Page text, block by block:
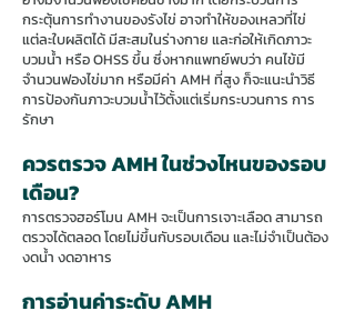
กระตุ้นการทำงานของรังไข่ อาจทำให้ของเหลวที่ไข่
แต่ละใบผลิตได้ มีสะสมในร่างกาย และก่อให้เกิดภาวะ
บวมน้ำ หรือ OHSS ขึ้น ซึ่งหากแพทย์พบว่า คนไข้มี
จำนวนฟองไข่มาก หรือมีค่า AMH ที่สูง ก็จะแนะนำวิธี
การป้องกันภาวะบวมน้ำไว้ตั้งแต่เริ่มกระบวนการ การ
รักษา
ควรตรวจ AMH ในช่วงไหนของรอบ
เดือน?
การตรวจฮอร์โมน AMH จะเป็นการเจาะเลือด สามารถ
ตรวจได้ตลอด โดยไม่ขึ้นกับรอบเดือน และไม่จำเป็นต้อง
งดน้ำ งดอาหาร
การอ่านค่าระดับ AMH